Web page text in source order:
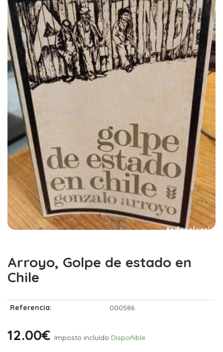
Arroyo, Golpe de estado en
Chile
Referencia: 000586
12.00€ Imposto incluído Dispoñible